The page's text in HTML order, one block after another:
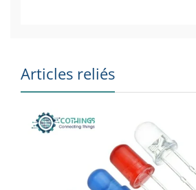
Articles reliés